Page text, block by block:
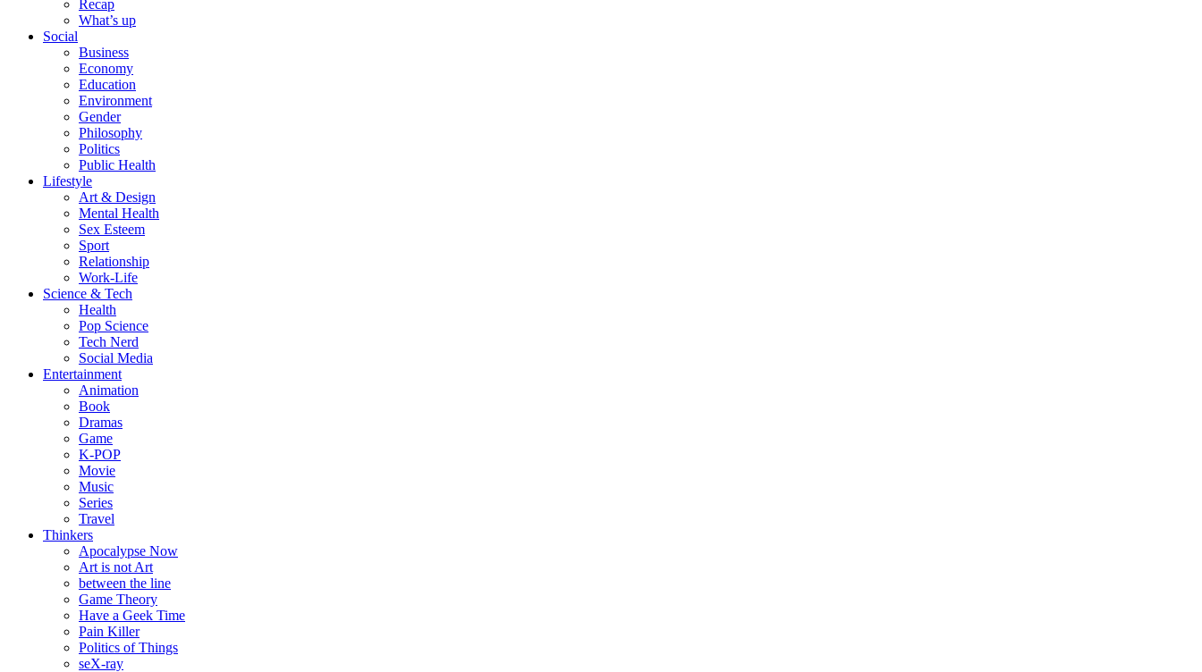
Recap
What’s up
Social
Business
Economy
Education
Environment
Gender
Philosophy
Politics
Public Health
Lifestyle
Art & Design
Mental Health
Sex Esteem
Sport
Relationship
Work-Life
Science & Tech
Health
Pop Science
Tech Nerd
Social Media
Entertainment
Animation
Book
Dramas
Game
K-POP
Movie
Music
Series
Travel
Thinkers
Apocalypse Now
Art is not Art
between the line
Game Theory
Have a Geek Time
Pain Killer
Politics of Things
seX-ray